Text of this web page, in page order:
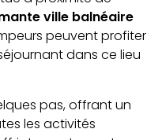
ville balnéaire
peuvent profiter
dans ce lieu
pas, offrant un
les activités